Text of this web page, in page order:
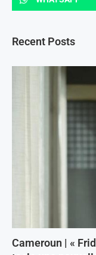
Recent Posts
Cameroun | «